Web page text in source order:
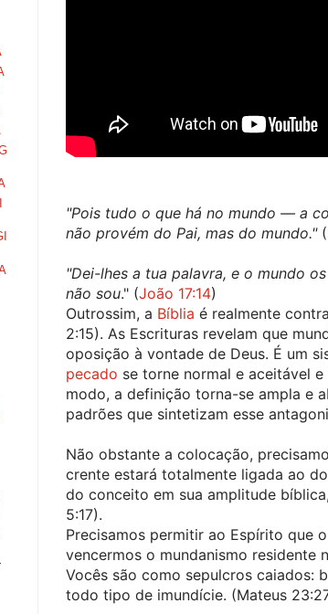
"Pois tudo o que há no mundo — a
não provém do Pai, mas do mundo."
"Dei-lhes a tua palavra, e o mundo
não sou." (João 17:14)
Outrossim, a Bíblia é realmente
2:15). As Escrituras revelam que
pecado se torne normal e aceitável
modo, a definição torna-se ampla e
padrões que sintetizam esse
Não obstante a colocação,
crente estará totalmente ligada ao
do conceito em sua amplitude
5:17).
Precisamos permitir ao Espírito que
vencermos o mundanismo residente
Vocês são como sepulcros caiados:
todo tipo de imundície. (Mateus